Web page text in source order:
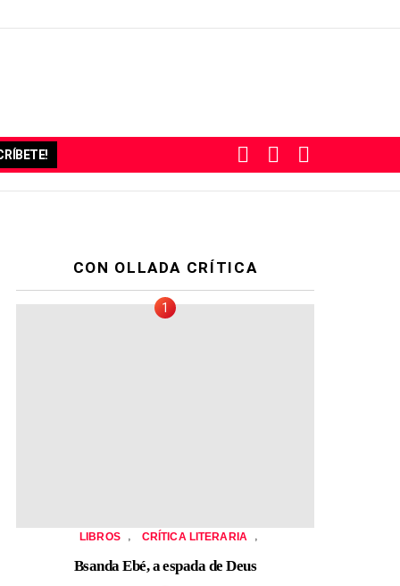
SWITCH
SKIN
BUSCAR
CON OLLADA CRÍTICA
LIBROS , CRÍTICA LITERARIA ,
Bsanda Ebé, a espada de Deus